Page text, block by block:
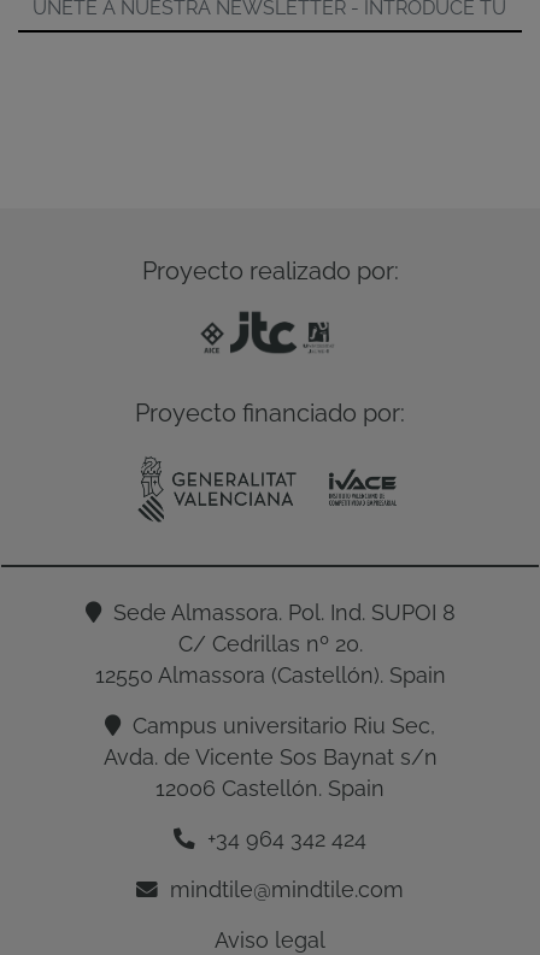
Proyecto realizado por:
Proyecto financiado por:
Sede Almassora. Pol. Ind. SUPOI 8
C/ Cedrillas nº 20.
12550 Almassora (Castellón). Spain
Campus universitario Riu Sec,
Avda. de Vicente Sos Baynat s/n
12006 Castellón. Spain
+34 964 342 424
mindtile@mindtile.com
Aviso legal